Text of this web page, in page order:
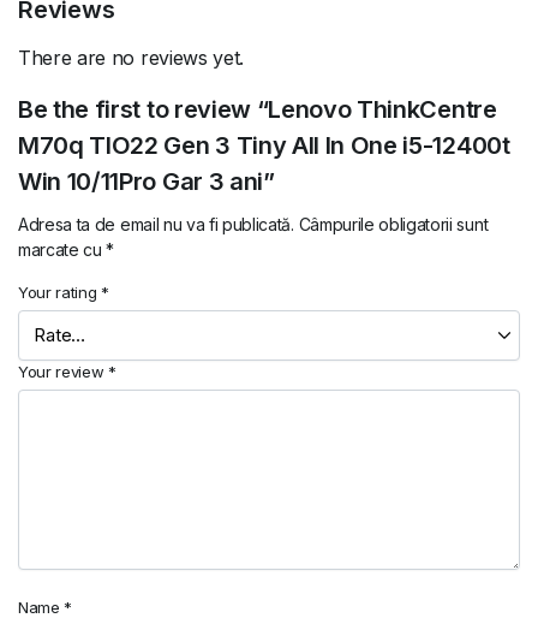
Reviews
There are no reviews yet.
Be the first to review “Lenovo ThinkCentre
M70q TIO22 Gen 3 Tiny All In One i5-12400t
Win 10/11Pro Gar 3 ani”
Adresa ta de email nu va fi publicată. Câmpurile obligatorii sunt
marcate cu*
Your rating *
Your review *
Name *